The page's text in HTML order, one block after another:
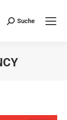
Search:
Suche